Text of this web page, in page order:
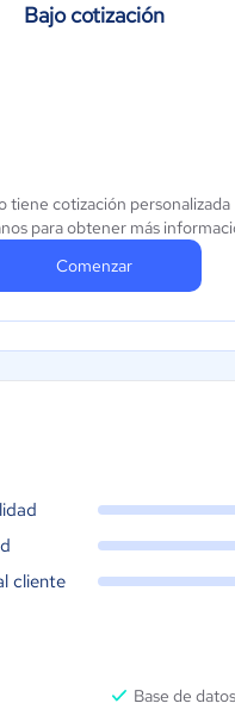
Bajo cotización
tiene cotización personalizada
para obtener más
Comenzar
cliente
Base de